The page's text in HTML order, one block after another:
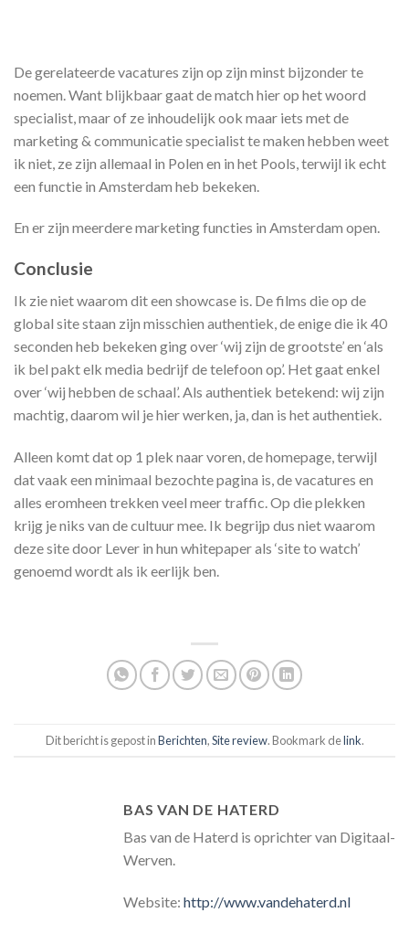
De gerelateerde vacatures zijn op zijn minst bijzonder te
noemen. Want blijkbaar gaat de match hier op het woord
specialist, maar of ze inhoudelijk ook maar iets met de
marketing & communicatie specialist te maken hebben weet
ik niet, ze zijn allemaal in Polen en in het Pools, terwijl ik echt
een functie in Amsterdam heb bekeken.
En er zijn meerdere marketing functies in Amsterdam open.
Conclusie
Ik zie niet waarom dit een showcase is. De films die op de
global site staan zijn misschien authentiek, de enige die ik 40
seconden heb bekeken ging over ‘wij zijn de grootste’ en ‘als
ik bel pakt elk media bedrijf de telefoon op’. Het gaat enkel
over ‘wij hebben de schaal’. Als authentiek betekend: wij zijn
machtig, daarom wil je hier werken, ja, dan is het authentiek.
Alleen komt dat op 1 plek naar voren, de homepage, terwijl
dat vaak een minimaal bezochte pagina is, de vacatures en
alles eromheen trekken veel meer traffic. Op die plekken
krijg je niks van de cultuur mee. Ik begrijp dus niet waarom
deze site door Lever in hun whitepaper als ‘site to watch’
genoemd wordt als ik eerlijk ben.
Dit bericht is gepost inBerichten,Site review. Bookmark delink.
BAS VAN DE HATERD
Bas van de Haterd is oprichter van Digitaal-
Werven.
Website: http://www.vandehaterd.nl